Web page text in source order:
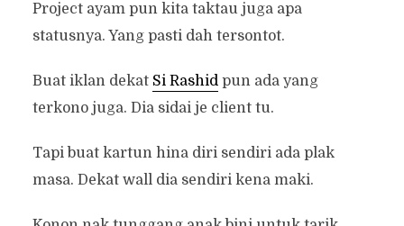
Project ayam pun kita taktau juga apa
statusnya. Yang pasti dah tersontot.
Buat iklan dekat Si Rashidpun ada yang
terkono juga. Dia sidai je client tu.
Tapi buat kartun hina diri sendiri ada plak
masa. Dekat wall dia sendiri kena maki.